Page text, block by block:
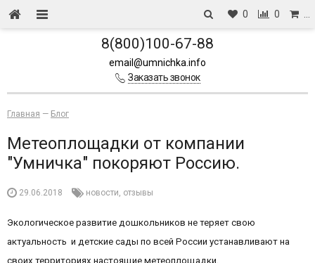
0 0
8(800)100-67-88
email@umnichka.info
Заказать звонок
Главная — Блог
Метеоплощадки от компании
"Умничка" покоряют Россию.
29.06.2018 новости, отзывы
Экологическое развитие дошкольников не теряет свою
актуальность и детские сады по всей России устанавливают на
своих территориях настоящие метеоплощадки.